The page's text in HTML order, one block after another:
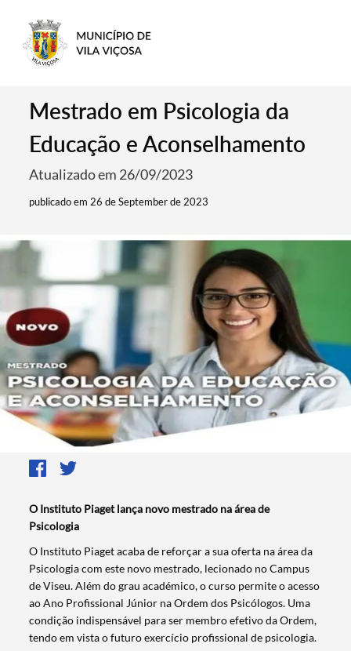
Mestrado em Psicologia da
Educação e Aconselhamento
Atualizado em 26/09/2023
publicado em 26 de September de 2023
O Instituto Piaget lança novo mestrado na área de
Psicologia
O Instituto Piaget acaba de reforçar a sua oferta na área da
Psicologia com este novo mestrado, lecionado no Campus
de Viseu. Além do grau académico, o curso permite o acesso
ao Ano Profissional Júnior na Ordem dos Psicólogos. Uma
condição indispensável para ser membro efetivo da Ordem,
tendo em vista o futuro exercício profissional de psicologia.